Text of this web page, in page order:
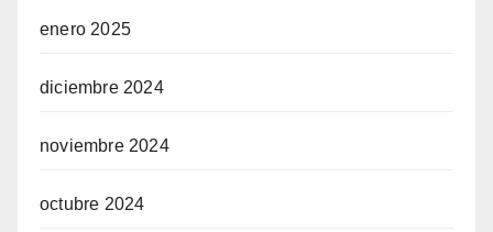
enero 2025
diciembre 2024
noviembre 2024
octubre 2024